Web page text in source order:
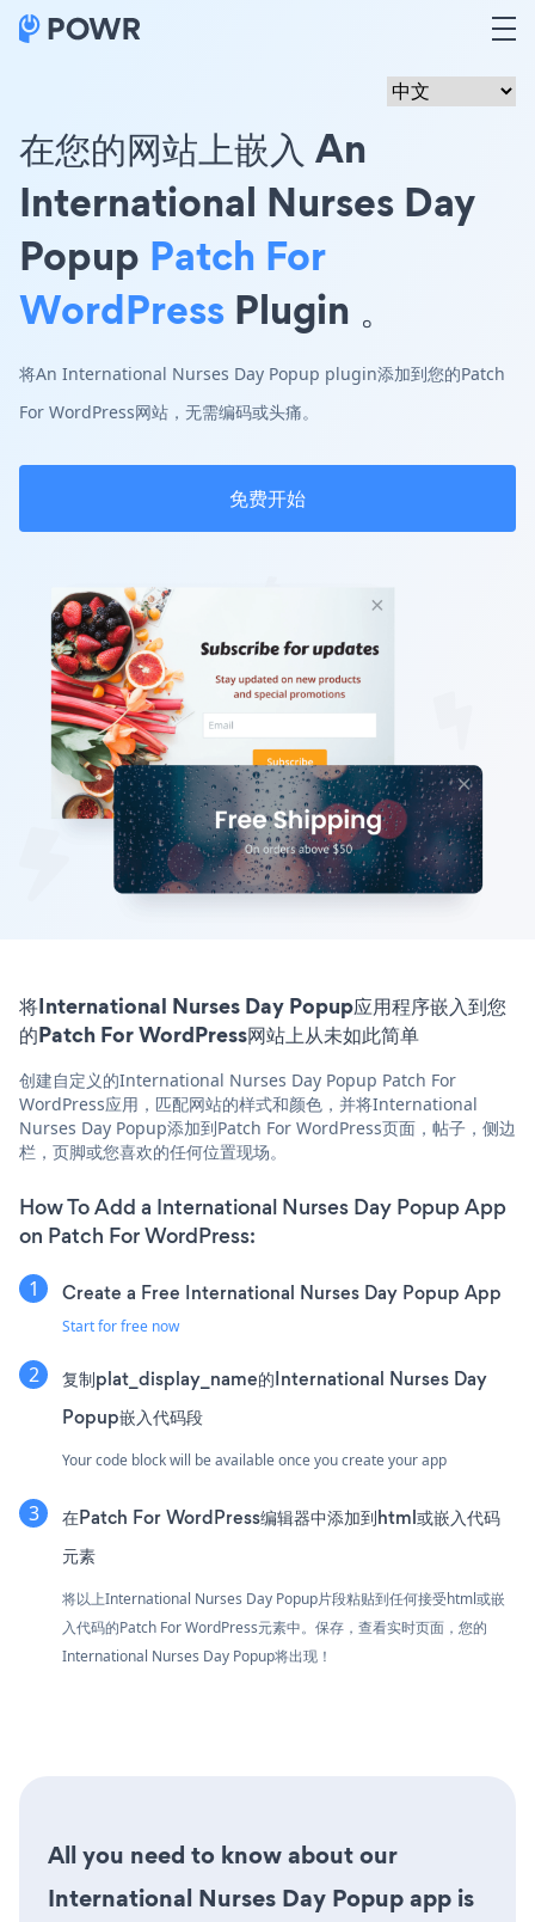
在您的网站上嵌入 An
International Nurses Day
Popup Patch For
WordPress Plugin 。
将An International Nurses Day Popup plugin添加到您的Patch
For WordPress网站，无需编码或头痛。
免费开始
将International Nurses Day Popup应用程序嵌入到您
的Patch For WordPress网站上从未如此简单
创建自定义的International Nurses Day Popup Patch For
WordPress应用，匹配网站的样式和颜色，并将International
Nurses Day Popup添加到Patch For WordPress页面，帖子，侧边
栏，页脚或您喜欢的任何位置现场。
How To Add a International Nurses Day Popup App
on Patch For WordPress:
Create a Free International Nurses Day Popup App
Start for free now
复制plat_display_name的International Nurses Day
Popup嵌入代码段
Your code block will be available once you create your app
在Patch For WordPress编辑器中添加到html或嵌入代码
元素
将以上International Nurses Day Popup片段粘贴到任何接受html或嵌
入代码的Patch For WordPress元素中。保存，查看实时页面，您的
International Nurses Day Popup将出现！
All you need to know about our
International Nurses Day Popup app is